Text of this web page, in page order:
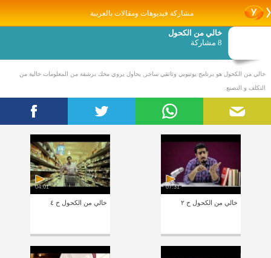
مشاركة فيديوهات ومقالات بالعربية
خالي من الكحول
8 مشاركة
خالي من الكحول هو برنامج يوتيوبي وثائقي ساخر, يحاول يروي مخك برشفة من المعلومات خالية من
التكلف و التصنع.
07:31
خالي من الكحول ح ٢
04:01
خالي من الكحول ح ٤